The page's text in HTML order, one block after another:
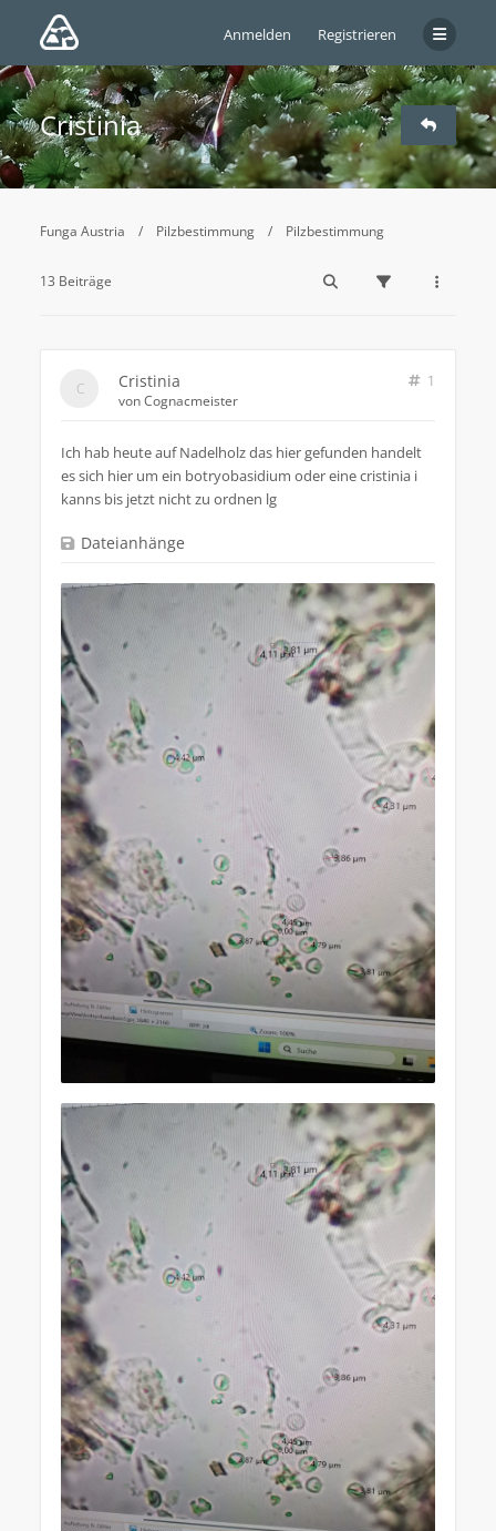
Anmelden Registrieren
Cristinia
Funga Austria Pilzbestimmung Pilzbestimmung
13 Beiträge
Cristinia
1
vonCognacmeister
Ich hab heute auf Nadelholz das hier gefunden handelt
es sich hier um ein botryobasidium oder eine cristinia i
kanns bis jetzt nicht zu ordnen lg
Dateianhänge